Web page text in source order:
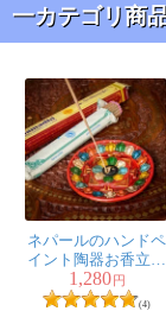
一カテゴリ商
ネパールのハンドペ
イント陶器お香立て
曼荼羅【直径約
12.5cm】
1,280円
(4)